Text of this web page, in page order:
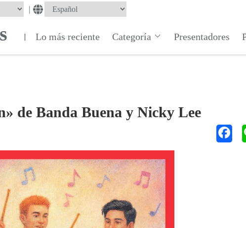
|
| Lo más reciente Categoría Presentadores
de Banda Buena y Nicky Lee